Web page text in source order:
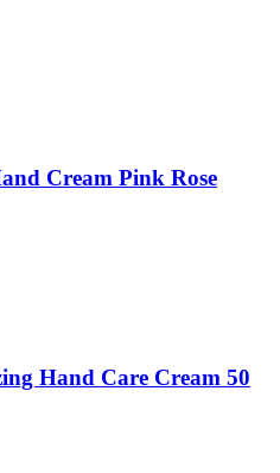
Cream Pink Rose
Hand Care Cream 50